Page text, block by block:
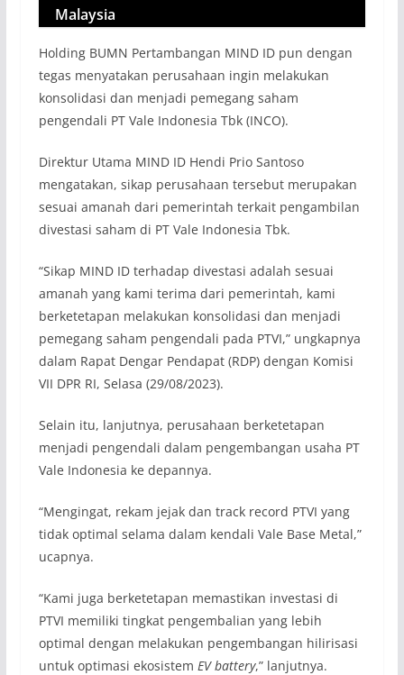
Malaysia
Holding BUMN Pertambangan MIND ID pun dengan
tegas menyatakan perusahaan ingin melakukan
konsolidasi dan menjadi pemegang saham
pengendali PT Vale Indonesia Tbk (INCO).
Direktur Utama MIND ID Hendi Prio Santoso
mengatakan, sikap perusahaan tersebut merupakan
sesuai amanah dari pemerintah terkait pengambilan
divestasi saham di PT Vale Indonesia Tbk.
“Sikap MIND ID terhadap divestasi adalah sesuai
amanah yang kami terima dari pemerintah, kami
berketetapan melakukan konsolidasi dan menjadi
pemegang saham pengendali pada PTVI,” ungkapnya
dalam Rapat Dengar Pendapat (RDP) dengan Komisi
VII DPR RI, Selasa (29/08/2023).
Selain itu, lanjutnya, perusahaan berketetapan
menjadi pengendali dalam pengembangan usaha PT
Vale Indonesia ke depannya.
“Mengingat, rekam jejak dan track record PTVI yang
tidak optimal selama dalam kendali Vale Base Metal,”
ucapnya.
“Kami juga berketetapan memastikan investasi di
PTVI memiliki tingkat pengembalian yang lebih
optimal dengan melakukan pengembangan hilirisasi
untuk optimasi ekosistem EV battery,” lanjutnya.